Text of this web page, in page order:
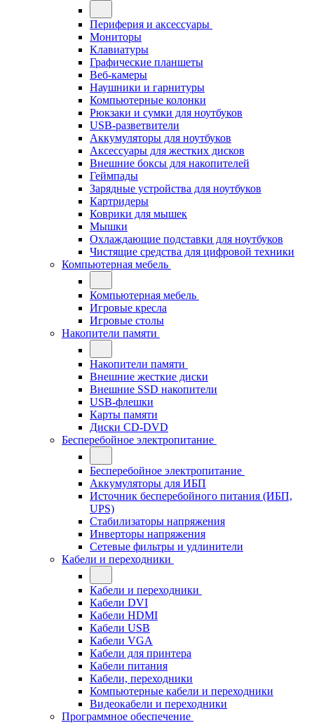
Периферия и аксессуары
Мониторы
Клавиатуры
Графические планшеты
Веб-камеры
Наушники и гарнитуры
Компьютерные колонки
Рюкзаки и сумки для ноутбуков
USB-разветвители
Аккумуляторы для ноутбуков
Аксессуары для жестких дисков
Внешние боксы для накопителей
Геймпады
Зарядные устройства для ноутбуков
Картридеры
Коврики для мышек
Мышки
Охлаждающие подставки для ноутбуков
Чистящие средства для цифровой техники
Компьютерная мебель
Компьютерная мебель
Игровые кресла
Игровые столы
Накопители памяти
Накопители памяти
Внешние жесткие диски
Внешние SSD накопители
USB-флешки
Карты памяти
Диски CD-DVD
Бесперебойное электропитание
Бесперебойное электропитание
Аккумуляторы для ИБП
Источник бесперебойного питания (ИБП,
UPS)
Стабилизаторы напряжения
Инверторы напряжения
Сетевые фильтры и удлинители
Кабели и переходники
Кабели и переходники
Кабели DVI
Кабели HDMI
Кабели USB
Кабели VGA
Кабели для принтера
Кабели питания
Кабели, переходники
Компьютерные кабели и переходники
Видеокабели и переходники
Программное обеспечение